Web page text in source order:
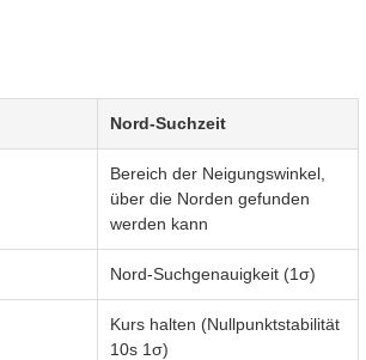
Nord-Suchzeit
Bereich der Neigungswinkel,
über die Norden gefunden
werden kann
Nord-Suchgenauigkeit (1σ)
Kurs halten (Nullpunktstabilität
10s 1σ)